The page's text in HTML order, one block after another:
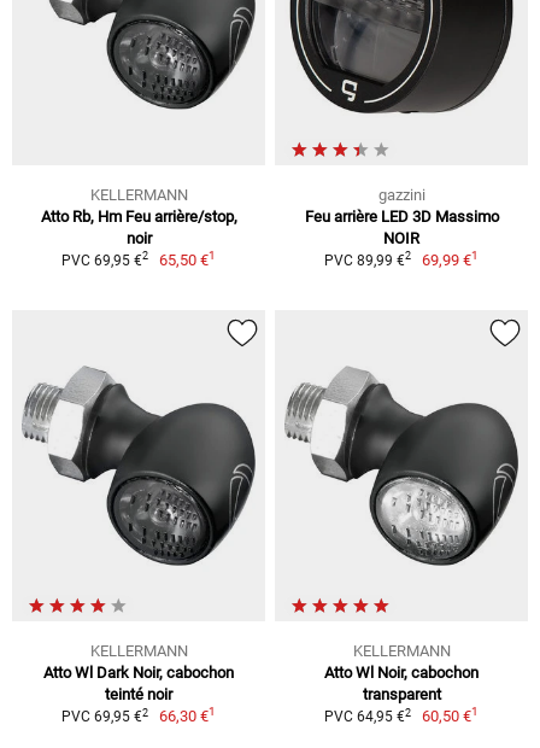
KELLERMANN
Atto Rb, Hm Feu arrière/stop,
noir
PVC 69,95 €2 65,50 €1
gazzini
Feu arrière LED 3D Massimo
NOIR
PVC 89,99 €2 69,99 €1
KELLERMANN
Atto Wl Dark Noir, cabochon
teinté noir
PVC 69,95 €2 66,30 €1
KELLERMANN
Atto Wl Noir, cabochon
transparent
PVC 64,95 €2 60,50 €1